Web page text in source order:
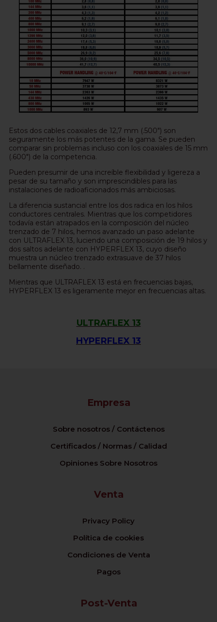
Estos dos cables coaxiales de 12,7 mm (.500") son
seguramente los más potentes de la gama. Se pueden
comparar sin problemas incluso con los coaxiales de 15 mm
(.600") de la competencia.
Pueden presumir de una increíble flexibilidad y ligereza a
pesar de su tamaño y son imprescindibles para las
instalaciones de radioaficionados más ambiciosas.
La diferencia sustancial entre los dos radica en los hilos
conductores centrales. Mientras que los competidores
todavía están atrapados en la composición del núcleo
trenzado de 7 hilos, hemos avanzado un paso adelante
con ULTRAFLEX 13, luciendo una composición de 19 hilos y
dos saltos adelante con HYPERFLEX 13, cuyo diseño
muestra un núcleo trenzado extrasuave de 37 hilos
bellamente diseñado. .
Mientras que ULTRAFLEX 13 está en frecuencias bajas,
HYPERFLEX 13 es ligeramente mejor en frecuencias altas.
ULTRAFLEX 13
HYPERFLEX 13
Empresa
Sobre nosotros / Contáctenos
Certificados / Normas / Calidad
Opiniones Sobre Nosotros
Venta
Privacy Policy
Política de cookies
Condiciones de Venta
Pagos
Post-Venta